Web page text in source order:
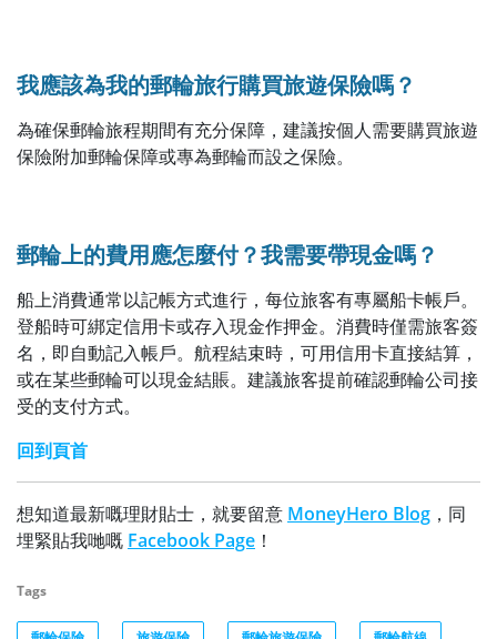
我應該為我的郵輪旅行購買旅遊保險嗎？
為確保郵輪旅程期間有充分保障，建議按個人需要購買旅遊
保險附加郵輪保障或專為郵輪而設之保險。
郵輪上的費用應怎麼付？我需要帶現金嗎？
船上消費通常以記帳方式進行，每位旅客有專屬船卡帳戶。
登船時可綁定信用卡或存入現金作押金。消費時僅需旅客簽
名，即自動記入帳戶。航程結束時，可用信用卡直接結算，
或在某些郵輪可以現金結賬。建議旅客提前確認郵輪公司接
受的支付方式。
回到頁首
想知道最新嘅理財貼士，就要留意 MoneyHero Blog ，同
埋緊貼我哋嘅 Facebook Page ！
Tags